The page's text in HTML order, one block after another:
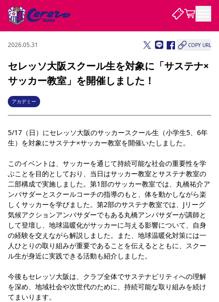
試合・チーム
試合について
試合日程 / 結果
チームについて
選手・スタッフ スケジュール メディア情報 アクセス
レディース
アカデミー
ハナサカプレーヤー 歴代所属選手
観戦する
チケット
チケット情報 販売スケジュール 価格・席種 購入方法
シーズンシート
法人シーズンシート 福祉サービス
団体チケット
特定興行入場券
譲渡サービス リセールサービス
観戦ガイド
初めて観戦ガイド キッズ向けサービス グルメ マッチデープログラム
観戦マナー&ルール
ビジターサポーター観戦ガイド 公式アプリ
スタジアム
YANMAR HANASAKA STADIUM
DAZNで観戦
DAZNで観戦
アウェイツアー
アウェイツアー
クラブを知る
セレッソ大阪について
クラブ紹介 沿革 シーズン記録 求人情報
サポートする
パートナー企業募集中 セレッソ大阪VISAカード
サポートスタッフ
セレッソアイデアちょうだいな 応援商店街
Lise（ライセンスビジネス）
サステナビリティ
サステナビリティポリシー SDGsのゴール
インパクトレポート
活動レポート SPORT POSITIVE LEAGUES 取り組み実績
スポーツクラブ
スポーツクラブ
ファンクラブ
ファンクラブ
SAKURA SOCIO SAKURA POINT Program 招待券引換方法
先行入場
まいセレチケット 会員規定 婚姻届・出生届・命名書
ニュース
ニュース
すべて チーム グッズ チケット イベント
ファンクラブ
ホームタウン
パートナー スポーツクラブ メディア 30周年
レディース
アカデミー
2026.05.31 COPY URL
セレッソ大阪スクール生を対象に「サステナ×
サッカー教室」を開催しました！
アカデミー
5/17（日）にセレッソ大阪のサッカースクール生（小学生5、6年
生）を対象にサステナ×サッカー教室を開催いたしました。
このイベントは、サッカーを通じて持続可能な社会の重要性を学
ぶことを目的としており、当日はサッカー教室とサステナ教室の
二部構成で実施しました。第1部のサッカー教室では、丸橋祐介ア
ンバサダーとスクールコーチの指導のもと、体を動かしながら楽
しくサッカーを学びました。第2部のサステナ教室では、Jリーグ
気候アクションアンバサダーでもある丸橋アンバサダーが講師と
して登壇し、地球温暖化がサッカーに与える影響について、自身
の経験を交えながら解説しました。また、地球温暖化対策には一
人ひとりの取り組みが重要であることを伝えるとともに、スクー
ル生が身近に実践できる活動も紹介しました。
今後もセレッソ大阪は、クラブ全体でサステナビリティへの理解
を深め、地域社会や次世代のために、持続可能な取り組みを続け
てまいります。